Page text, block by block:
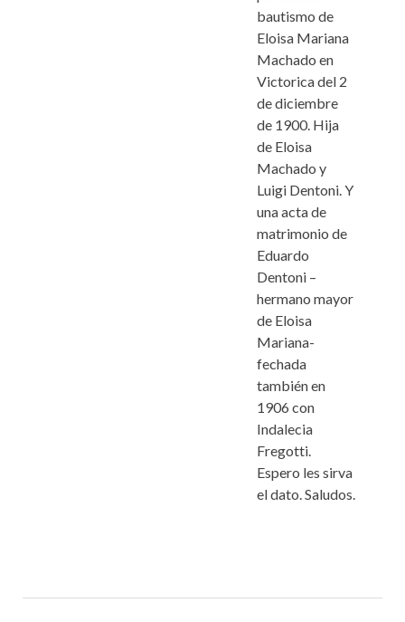
bautismo de
Eloisa Mariana
Machado en
Victorica del 2
de diciembre
de 1900. Hija
de Eloisa
Machado y
Luigi Dentoni. Y
una acta de
matrimonio de
Eduardo
Dentoni –
hermano mayor
de Eloisa
Mariana-
fechada
también en
1906 con
Indalecia
Fregotti.
Espero les sirva
el dato. Saludos.